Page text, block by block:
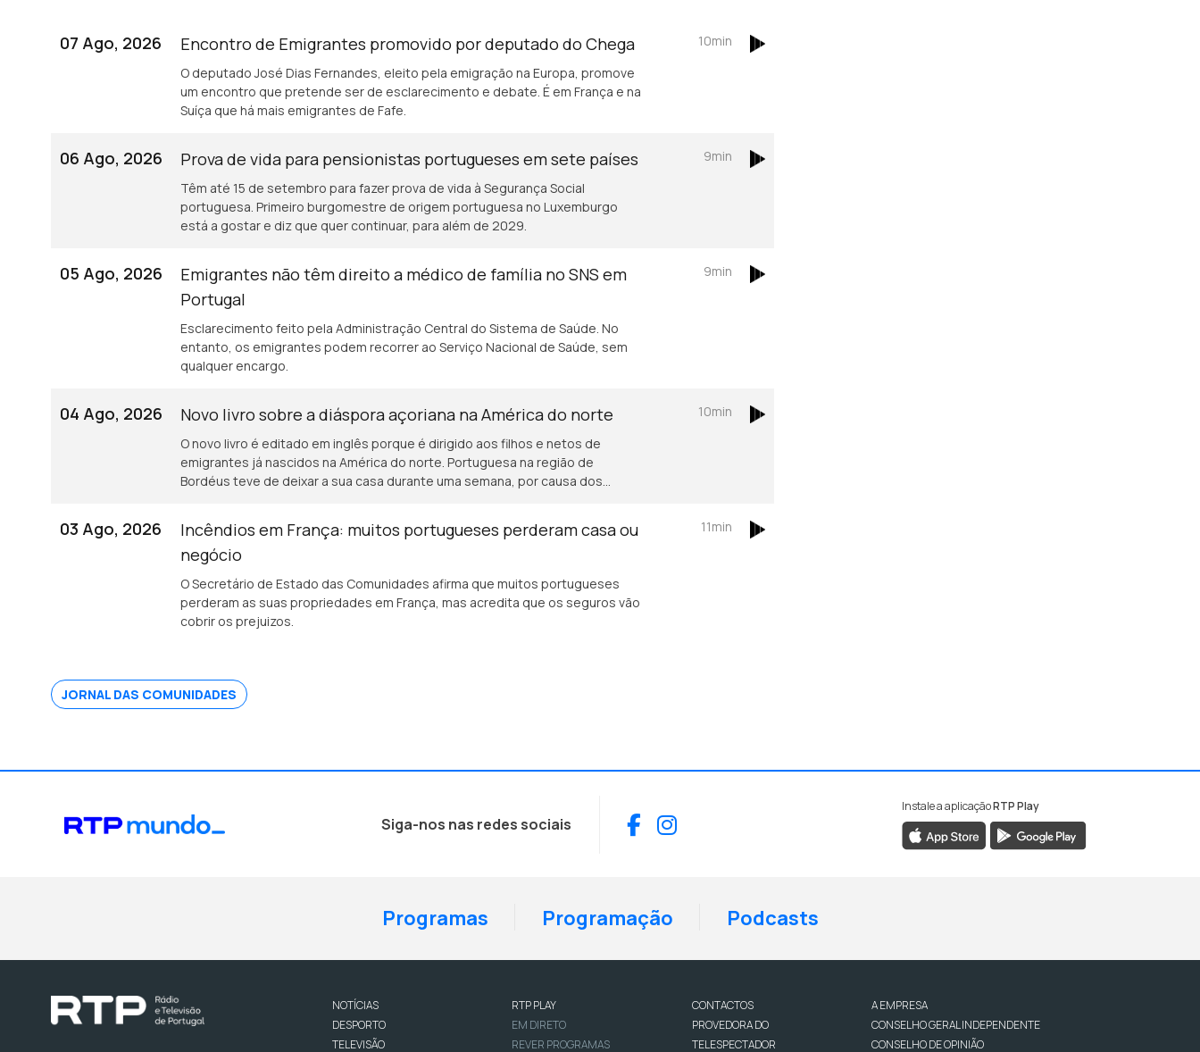
07 Ago, 2026 Encontro de Emigrantes promovido por deputado do Chega
O deputado José Dias Fernandes, eleito pela emigração na Europa, promove
um encontro que pretende ser de esclarecimento e debate. É em França e na
Suíça que há mais emigrantes de Fafe.
10min
06 Ago, 2026 Prova de vida para pensionistas portugueses em sete países
Têm até 15 de setembro para fazer prova de vida à Segurança Social
portuguesa. Primeiro burgomestre de origem portuguesa no Luxemburgo
está a gostar e diz que quer continuar, para além de 2029.
9min
05 Ago, 2026
Emigrantes não têm direito a médico de família no SNS em
Portugal
Esclarecimento feito pela Administração Central do Sistema de Saúde. No
entanto, os emigrantes podem recorrer ao Serviço Nacional de Saúde, sem
qualquer encargo.
9min
04 Ago, 2026 Novo livro sobre a diáspora açoriana na América do norte
O novo livro é editado em inglês porque é dirigido aos filhos e netos de
emigrantes já nascidos na América do norte. Portuguesa na região de
Bordéus teve de deixar a sua casa durante uma semana, por causa dos
10min
03 Ago, 2026
Incêndios em França: muitos portugueses perderam casa ou
negócio
O Secretário de Estado das Comunidades afirma que muitos portugueses
perderam as suas propriedades em França, mas acredita que os seguros vão
cobrir os prejuizos.
11min
JORNAL DAS COMUNIDADES
Siga-nos nas redes sociais Facebook
Instagram
Instale a aplicaçãoRTP Play
Programas Programação Podcasts
NOTÍCIAS
DESPORTO
TELEVISÃO
RTP PLAY
EM DIRETO
REVER PROGRAMAS
CONTACTOS
PROVEDORA DO
TELESPECTADOR
A EMPRESA
CONSELHO GERAL INDEPENDENTE
CONSELHO DE OPINIÃO